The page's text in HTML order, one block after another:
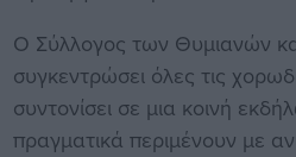
Ο Σύλλογος των Θυμιανών
συγκεντρώσει όλες τις
συντονίσει σε μια κοινή
πραγματικά περιμένουν με